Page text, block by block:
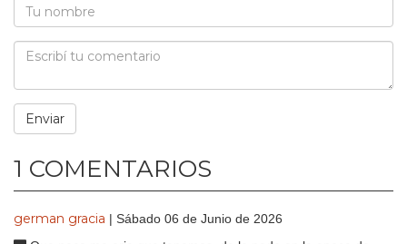
1 COMENTARIOS
german gracia | Sábado 06 de Junio de 2026